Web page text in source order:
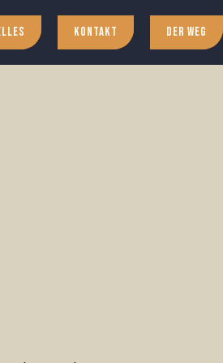
Kontakt Der Weg